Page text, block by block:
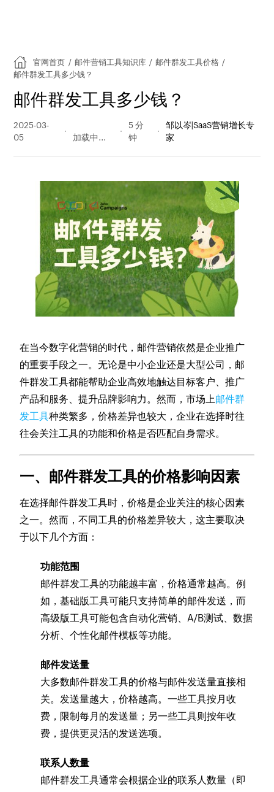
官网首页 / 邮件营销工具知识库 / 邮件群发工具价格 /
邮件群发工具多少钱？
邮件群发工具多少钱？
2025-03-
05
量
5 分
钟
邹以岑|SaaS营销增长专
家
在当今数字化营销的时代，邮件营销依然是企业推广
的重要手段之一。无论是中小企业还是大型公司，邮
件群发工具都能帮助企业高效地触达目标客户、推广
产品和服务、提升品牌影响力。然而，市场上邮件群
发工具种类繁多，价格差异也较大，企业在选择时往
往会关注工具的功能和价格是否匹配自身需求。
一、邮件群发工具的价格影响因素
在选择邮件群发工具时，价格是企业关注的核心因素
之一。然而，不同工具的价格差异较大，这主要取决
于以下几个方面：
功能范围
邮件群发工具的功能越丰富，价格通常越高。例
如，基础版工具可能只支持简单的邮件发送，而
高级版工具可能包含自动化营销、A/B测试、数据
分析、个性化邮件模板等功能。
邮件发送量
大多数邮件群发工具的价格与邮件发送量直接相
关。发送量越大，价格越高。一些工具按月收
费，限制每月的发送量；另一些工具则按年收
费，提供更灵活的发送选项。
联系人数量
邮件群发工具通常会根据企业的联系人数量（即